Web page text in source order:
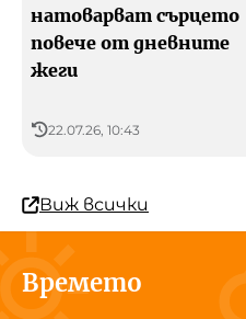
натоварват сърцето
повече от дневните
жеги
22.07.26, 10:43
Виж всички
Времето